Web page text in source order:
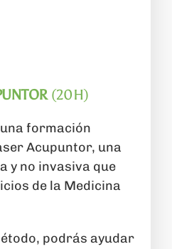
(20H)
formación
Acupuntor, una
y no invasiva que
de la Medicina
podrás ayudar